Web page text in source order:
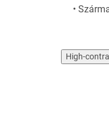
•
High-